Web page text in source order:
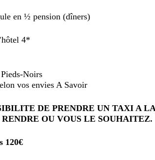
en ½ pension (dîners)
4*
Noirs
vos envies A Savoir
DE PRENDRE UN TAXI A
OU VOUS LE SOUHAITEZ.
120€